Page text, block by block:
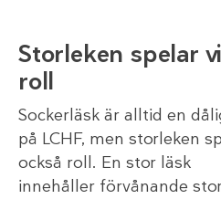
Storleken spelar
roll
Sockerläsk är alltid en
på LCHF, men storleken
också roll. En stor läsk
innehåller förvånande